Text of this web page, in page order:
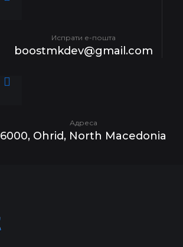
Испрати е-пошта
boostmkdev@gmail.com
Адреса
6000, Ohrid, North Macedonia